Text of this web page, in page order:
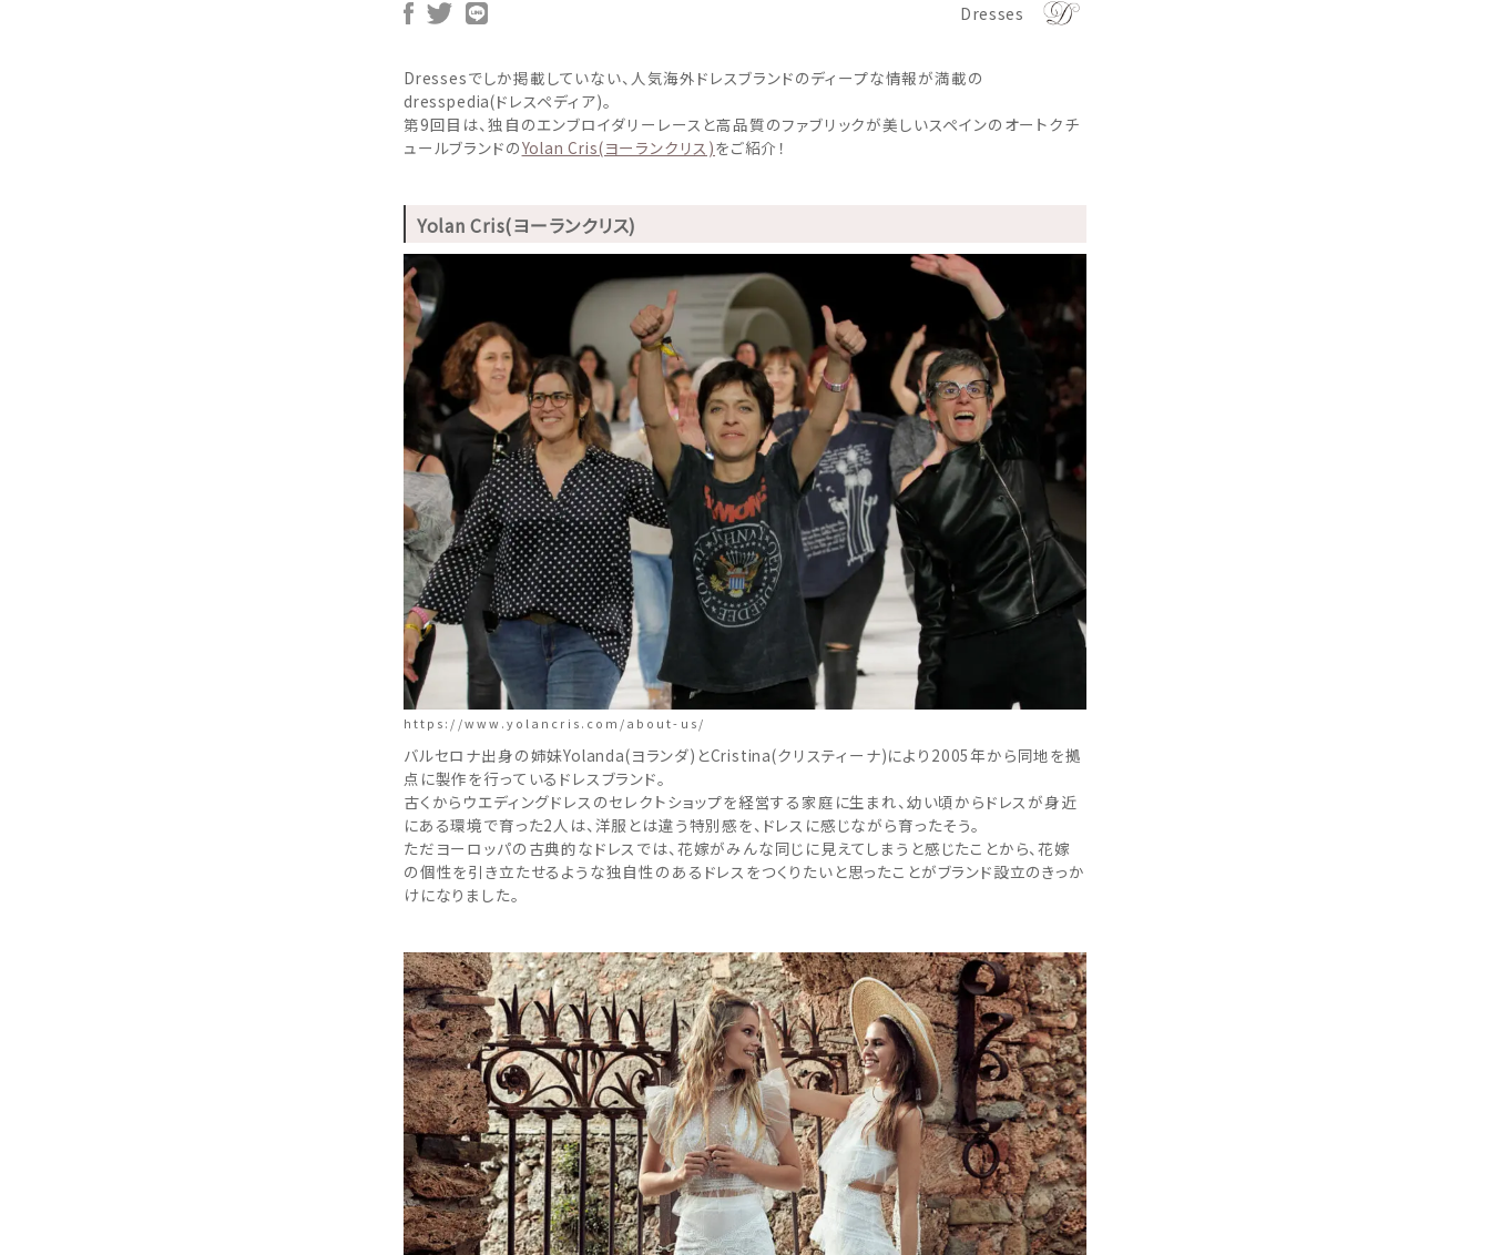
Dresses
Dressesでしか掲載していない、人気海外ドレスブランドのディープな情報が満載の
dresspedia(ドレスペディア)。
第9回目は、独自のエンブロイダリーレースと高品質のファブリックが美しいスペインのオートクチ
ュールブランドのYolan Cris(ヨーランクリス)をご紹介！
Yolan Cris(ヨーランクリス)
https://www.yolancris.com/about-us/
バルセロナ出身の姉妹Yolanda(ヨランダ)とCristina(クリスティーナ)により2005年から同地を拠
点に製作を行っているドレスブランド。
古くからウエディングドレスのセレクトショップを経営する家庭に生まれ、幼い頃からドレスが身近
にある環境で育った2人は、洋服とは違う特別感を、ドレスに感じながら育ったそう。
ただヨーロッパの古典的なドレスでは、花嫁がみんな同じに見えてしまうと感じたことから、花嫁
の個性を引き立たせるような独自性のあるドレスをつくりたいと思ったことがブランド設立のきっか
けになりました。